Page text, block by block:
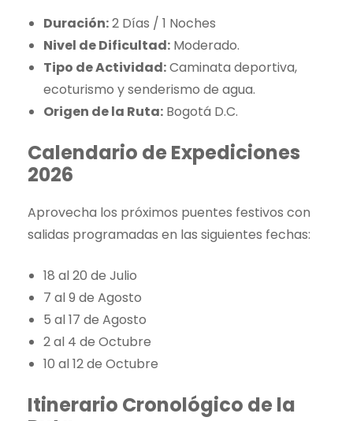
Duración:2 Días / 1 Noches
Nivel de Dificultad: Moderado.
Tipo de Actividad:Caminata deportiva,
ecoturismo y senderismo de agua.
Origen de la Ruta: Bogotá D.C.
Calendario de Expediciones
2026
Aprovecha los próximos puentes festivos con
salidas programadas en las siguientes fechas:
18 al 20 de Julio
7 al 9 de Agosto
5 al 17 de Agosto
2 al 4 de Octubre
10 al 12 de Octubre
Itinerario Cronológico de la